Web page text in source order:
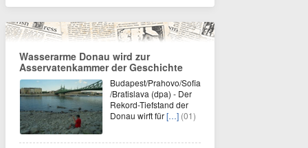
Wasserarme Donau wird zur
Asservatenkammer der Geschichte
Budapest/Prahovo/Sofia
/Bratislava (dpa) - Der
Rekord-Tiefstand der
Donau wirft für[…] (01)